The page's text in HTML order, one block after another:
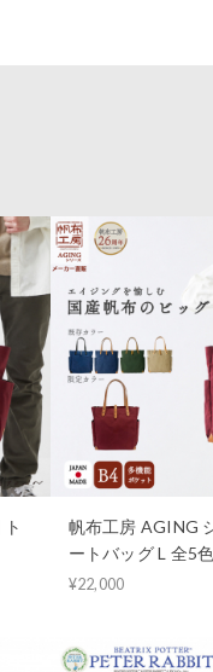
帆布工房 AGING
ートバッグ L 全5
¥22,000